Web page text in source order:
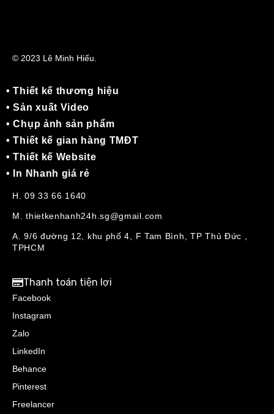
© 2023 Lê Minh Hiếu.
• Thiết kế thương hiệu
• Sản xuất Video
• Chụp ảnh sản phẩm
• Thiết kế gian hàng TMĐT
• Thiết kế Website
• In Nhanh giá rẻ
H. 09 33 66 1640
M. thietkenhanh24h.sg@gmail.com
A. 9/6 đường 12, khu phố 4, F Tam Bình, TP Thủ Đức ,
TPHCM
Thanh toán tiện lợi
Facebook
Instagram
Zalo
LinkedIn
Behance
Pinterest
Freelancer